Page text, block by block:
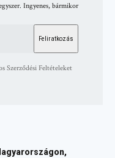
Ingyenes, bármikor
Szerződési Feltételeket